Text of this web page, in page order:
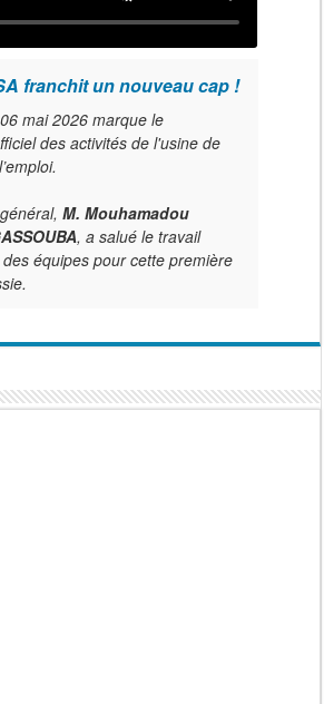
franchit un nouveau cap !
mai 2026 marque le
des activités de l'usine de
M. Mouhamadou
, a salué le travail
équipes pour cette première